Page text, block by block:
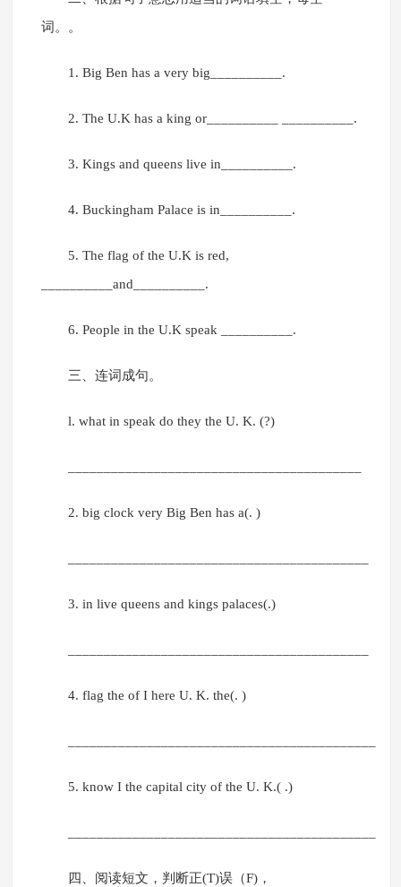
词。。
1. Big Ben has a very big__________.
2. The U.K has a king or__________ __________.
3. Kings and queens live in__________.
4. Buckingham Palace is in__________.
5. The flag of the U.K is red,
__________and__________.
6. People in the U.K speak __________.
三、连词成句。
l. what in speak do they the U. K. (?)
2. big clock very Big Ben has a(. )
3. in live queens and kings palaces(.)
4. flag the of I here U. K. the(. )
5. know I the capital city of the U. K.( .)
四、阅读短文，判断正(T)误（F)，